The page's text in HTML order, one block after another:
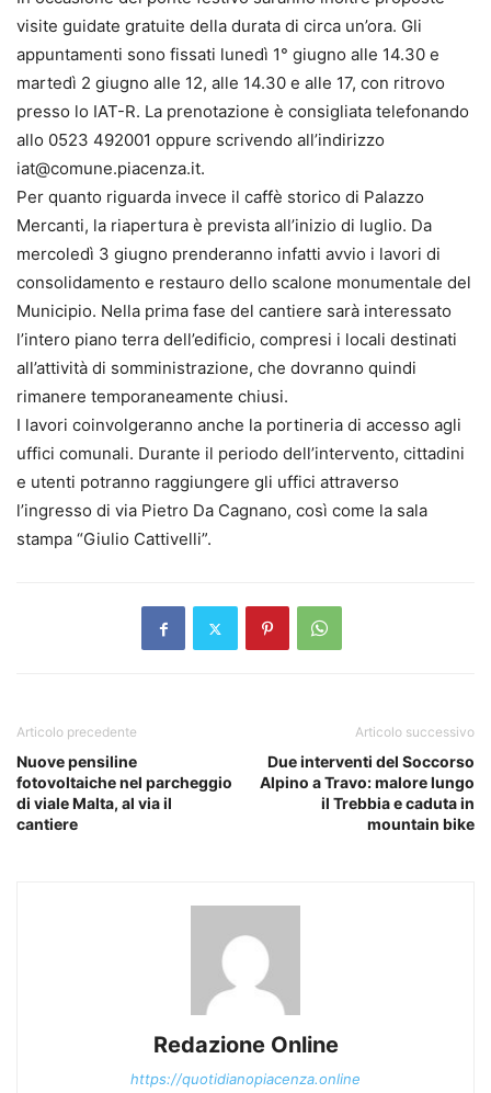
visite guidate gratuite della durata di circa un’ora. Gli
appuntamenti sono fissati lunedì 1° giugno alle 14.30 e
martedì 2 giugno alle 12, alle 14.30 e alle 17, con ritrovo
presso lo IAT-R. La prenotazione è consigliata telefonando
allo 0523 492001 oppure scrivendo all’indirizzo
iat@comune.piacenza.it.
Per quanto riguarda invece il caffè storico di Palazzo
Mercanti, la riapertura è prevista all’inizio di luglio. Da
mercoledì 3 giugno prenderanno infatti avvio i lavori di
consolidamento e restauro dello scalone monumentale del
Municipio. Nella prima fase del cantiere sarà interessato
l’intero piano terra dell’edificio, compresi i locali destinati
all’attività di somministrazione, che dovranno quindi
rimanere temporaneamente chiusi.
I lavori coinvolgeranno anche la portineria di accesso agli
uffici comunali. Durante il periodo dell’intervento, cittadini
e utenti potranno raggiungere gli uffici attraverso
l’ingresso di via Pietro Da Cagnano, così come la sala
stampa “Giulio Cattivelli”.
Articolo precedente
Nuove pensiline
fotovoltaiche nel parcheggio
di viale Malta, al via il
cantiere
Articolo successivo
Due interventi del Soccorso
Alpino a Travo: malore lungo
il Trebbia e caduta in
mountain bike
Redazione Online
https://quotidianopiacenza.online